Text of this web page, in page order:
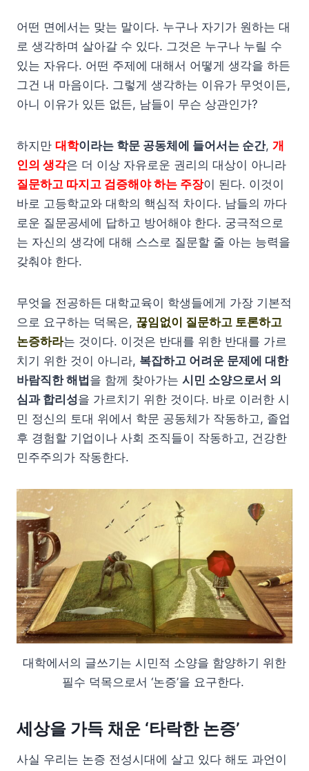
어떤 면에서는 맞는 말이다. 누구나 자기가 원하는 대
로 생각하며 살아갈 수 있다. 그것은 누구나 누릴 수
있는 자유다. 어떤 주제에 대해서 어떻게 생각을 하든
그건 내 마음이다. 그렇게 생각하는 이유가 무엇이든,
아니 이유가 있든 없든, 남들이 무슨 상관인가?
하지만 대학이라는 학문 공동체에 들어서는 순간, 개
인의 생각은 더 이상 자유로운 권리의 대상이 아니라
질문하고 따지고 검증해야 하는 주장이 된다. 이것이
바로 고등학교와 대학의 핵심적 차이다. 남들의 까다
로운 질문공세에 답하고 방어해야 한다. 궁극적으로
는 자신의 생각에 대해 스스로 질문할 줄 아는 능력을
갖춰야 한다.
무엇을 전공하든 대학교육이 학생들에게 가장 기본적
으로 요구하는 덕목은, 끊임없이 질문하고 토론하고
논증하라는 것이다. 이것은 반대를 위한 반대를 가르
치기 위한 것이 아니라, 복잡하고 어려운 문제에 대한
바람직한 해법을 함께 찾아가는 시민 소양으로서 의
심과 합리성을 가르치기 위한 것이다. 바로 이러한 시
민 정신의 토대 위에서 학문 공동체가 작동하고, 졸업
후 경험할 기업이나 사회 조직들이 작동하고, 건강한
민주주의가 작동한다.
대학에서의 글쓰기는 시민적 소양을 함양하기 위한
필수 덕목으로서 ‘논증’을 요구한다.
세상을 가득 채운 ‘타락한 논증’
사실 우리는 논증 전성시대에 살고 있다 해도 과언이